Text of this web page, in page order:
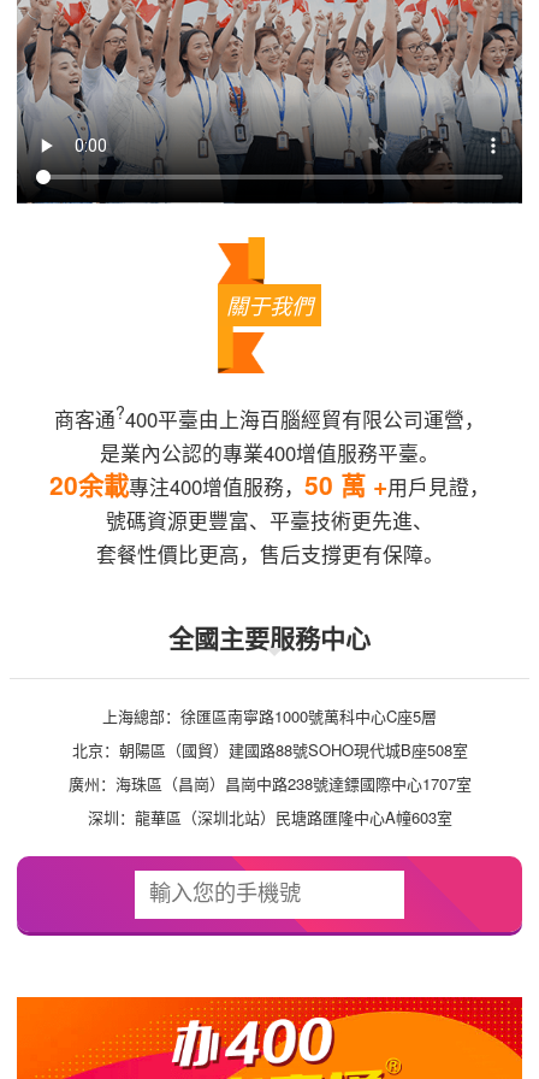
關于我們
商客通?400平臺由上海百腦經貿有限公司運營，
是業內公認的專業400增值服務平臺。
20余載專注400增值服務， 50 萬 +用戶見證，
號碼資源更豐富、平臺技術更先進、
套餐性價比更高，售后支撐更有保障。
全國主要服務中心
上海總部：徐匯區南寧路1000號萬科中心C座5層
北京：朝陽區（國貿）建國路88號SOHO現代城B座508室
廣州：海珠區（昌崗）昌崗中路238號達鏢國際中心1707室
深圳：龍華區（深圳北站）民塘路匯隆中心A幢603室